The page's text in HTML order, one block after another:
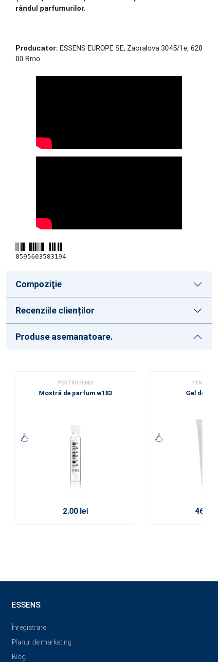
rândul parfumurilor.
Producator: ESSENS EUROPE SE, Zaoralova 3045/1e, 628
00 Brno
8595603583194
Compoziţie
Recenziile clienților
Produse asemanatoare.
PENTRU FEMEI
Mostră de parfum w183
2.00 lei
PENTRU
Gel de
46.00
ESSENS
Înregistrare
Planul de marketing
Blog